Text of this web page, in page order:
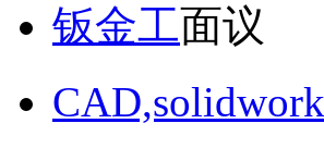
钣金工面议